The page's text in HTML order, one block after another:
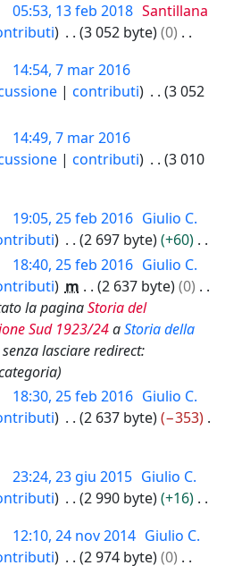
05:53, 13 feb 2018 Santillana
3 052 byte
0
14:54, 7 mar 2016
contributi
3 052
14:49, 7 mar 2016
contributi
3 010
19:05, 25 feb 2016 Giulio C.
2 697 byte
+60
18:40, 25 feb 2016 Giulio C.
m 2 637 byte
0
la paginaStoria del
Sud 1923/24aStoria della
lasciare redirect:
18:30, 25 feb 2016 Giulio C.
2 637 byte −353
23:24, 23 giu 2015 Giulio C.
2 990 byte
+16
12:10, 24 nov 2014 Giulio C.
2 974 byte
0